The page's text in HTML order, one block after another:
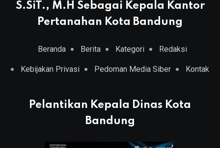
S.SiT., M.H Sebagai Kepala Kantor
Pertanahan Kota Bandung
Beranda Berita Kategori Redaksi
Kebijakan Privasi Pedoman Media Siber Kontak
Pelantikan Kepala Dinas Kota
Bandung